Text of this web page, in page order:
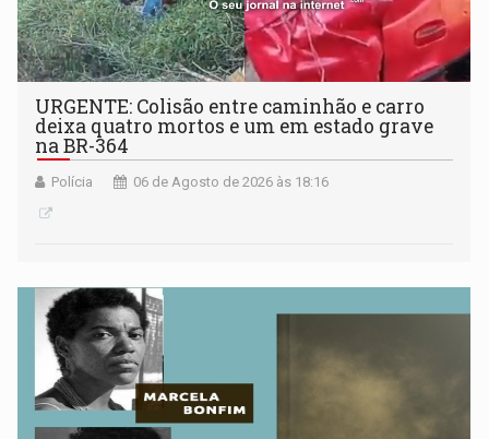
URGENTE: Colisão entre caminhão e carro
deixa quatro mortos e um em estado grave
na BR-364
Polícia 06 de Agosto de 2026 às 18:16